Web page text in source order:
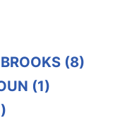
BROOKS (8)
(1)